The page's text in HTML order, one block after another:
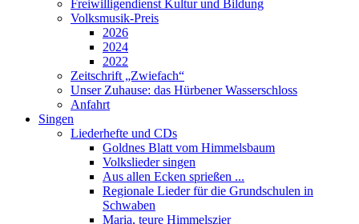
Freiwilligendienst Kultur und Bildung
Volksmusik-Preis
2026
2024
2022
Zeitschrift „Zwiefach“
Unser Zuhause: das Hürbener Wasserschloss
Anfahrt
Singen
Liederhefte und CDs
Goldnes Blatt vom Himmelsbaum
Volkslieder singen
Aus allen Ecken sprießen ...
Regionale Lieder für die Grundschulen in
Schwaben
Maria, teure Himmelszier